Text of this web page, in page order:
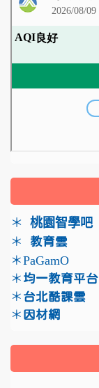
＊ 桃園智學吧
＊
教育雲
＊PaGamO鏈接
＊ 均一教育平台
＊ 台北酷課雲
＊ 因材網